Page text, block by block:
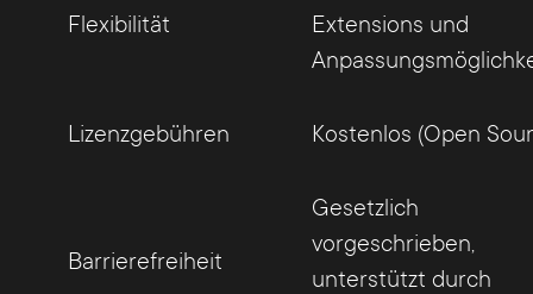
Flexibilität
Extensions und
Lizenzgebühren Kostenlos (Open
Barrierefreiheit
Gesetzlich
vorgeschrieben,
unterstützt durch